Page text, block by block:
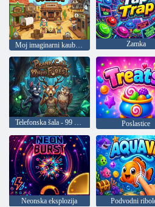
Moj imaginarni kauboj Divljeg zapada Zamka
Telefonska šala - 99 noći u šumi Poslastice
Neonska eksplozija Podvodni